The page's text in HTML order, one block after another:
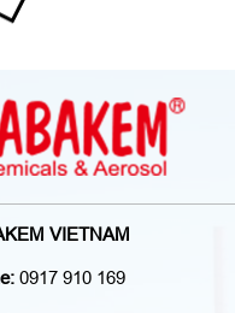
VIETNAM
0917 910 169